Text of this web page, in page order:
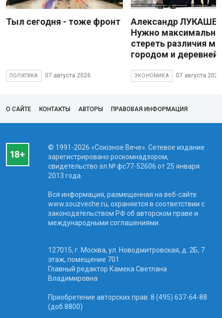
Тыл сегодня - тоже фронт
ПОЛИТИКА 07 августа 2026
Александр
Нужно максимально
стереть различия
городом и деревней
ЭКОНОМИКА 07 августа 2026
О САЙТЕ КОНТАКТЫ АВТОРЫ ПРАВОВАЯ ИНФОРМАЦИЯ
© 1991-2026 «Союзное Вече». Сетевое издание
зарегистрировано роскомнадзором,
свидетельство эл № фc77-52606 от 25 января
2013 года.
Вся информация, размещенная на веб-сайте
www.souzveche.ru, охраняется в соответствии с
законодательством РФ об авторском праве и
международными соглашениями.
127015, г. Москва, ул. Новодмитровская, д. 2Б, 7
этаж, помещение 701
Главный редактор Камека Светлана
Владимировна
Приобретение авторских прав: 8 (495) 637-64-88
(доб.8800)